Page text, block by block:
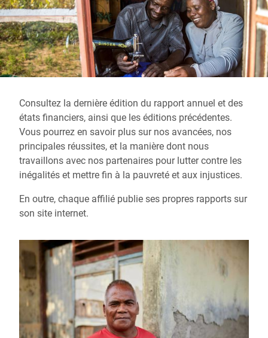
Consultez la dernière édition du rapport annuel et des
états financiers, ainsi que les éditions précédentes.
Vous pourrez en savoir plus sur nos avancées, nos
principales réussites, et la manière dont nous
travaillons avec nos partenaires pour lutter contre les
inégalités et mettre fin à la pauvreté et aux injustices.
En outre, chaque affilié publie ses propres rapports sur
son site internet.